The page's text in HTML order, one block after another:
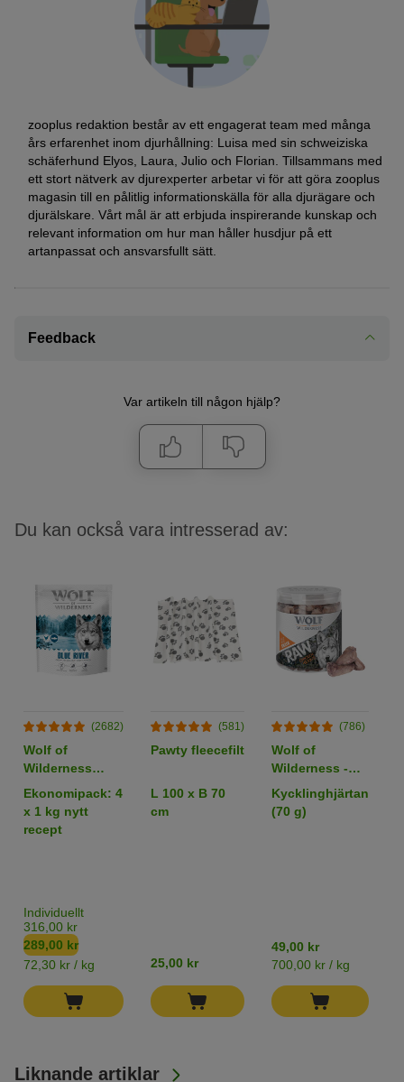
zooplus redaktion består av ett engagerat team med många
års erfarenhet inom djurhållning: Luisa med sin schweiziska
schäferhund Elyos, Laura, Julio och Florian. Tillsammans med
ett stort nätverk av djurexperter arbetar vi för att göra zooplus
magasin till en pålitlig informationskälla för alla djurägare och
djurälskare. Vårt mål är att erbjuda inspirerande kunskap och
relevant information om hur man håller husdjur på ett
artanpassat och ansvarsfullt sätt.
Feedback
Var artikeln till någon hjälp?
Liknande artiklar
Du kan också vara intresserad av:
(2682)
Wolf of
Wilderness
Adult "Blue
River" Lax
(Bästsäljare)
Ekonomipack: 4
x 1 kg nytt
recept
Individuellt
316,00 kr
289,00 kr
72,30 kr / kg
(581)
Pawty fleecefilt
L 100 x B 70
cm
25,00 kr
(786)
Wolf of
Wilderness -
RAW Snacks
Kycklinghjärtan
(70 g)
49,00 kr
700,00 kr / kg